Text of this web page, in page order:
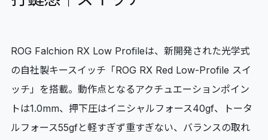
ROG Falchion RX Low Profileは、新開発された光学式
の自社製キースイッチ「ROG RX Red Low-Profile スイ
ッチ」を搭載。動作点となるアクチュエーションポイン
トは1.0mm、押下圧はイニシャルフォース40gf、トータ
ルフォース55gfと軽すぎず重すぎない、バランスの取れ